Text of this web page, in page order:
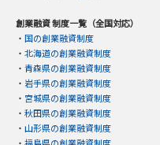
創業融資 制度一覧（全国対応）
・ 国の創業融資制度
・ 北海道の創業融資制度
・ 青森県の創業融資制度
・ 岩手県の創業融資制度
・ 宮城県の創業融資制度
・ 秋田県の創業融資制度
・ 山形県の創業融資制度
・ 福島県の創業融資制度